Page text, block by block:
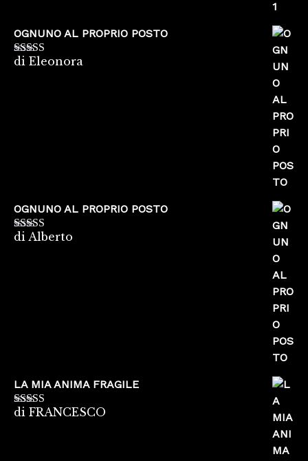
OGNUNO AL PROPRIO POSTO
Valutato5su
di Eleonora
OGNUNO AL PROPRIO POSTO
Valutato5su
di Alberto
LA MIA ANIMA FRAGILE
Valutato5su
di FRANCESCO